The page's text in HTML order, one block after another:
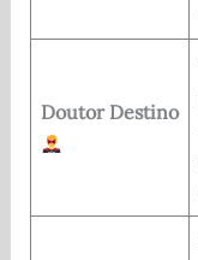
Doutor Destino